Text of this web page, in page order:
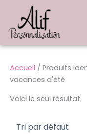
contenu
Accueil / Produits
vacances d'été
Voici le seul résultat